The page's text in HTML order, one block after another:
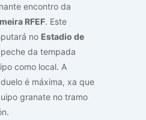
encontro da
RFEF. Este
no Estadio de
da tempada
como local. A
é máxima, xa que
granate no tramo